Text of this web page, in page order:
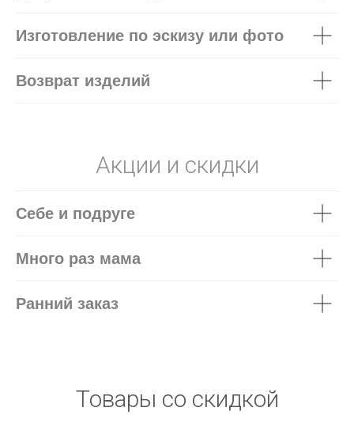
Изготовление по эскизу или фото
Возврат изделий
Акции и скидки
Себе и подруге
Много раз мама
Ранний заказ
Товары со скидкой